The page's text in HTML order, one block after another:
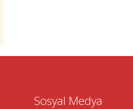
Sosyal Medya